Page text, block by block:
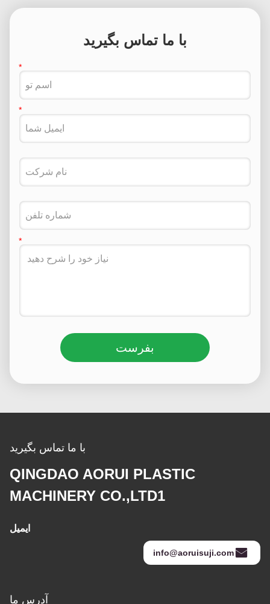
با ما تماس بگیرید
بفرست
با ما تماس بگیرید
QINGDAO AORUI PLASTIC
MACHINERY CO.,LTD1
ایمیل
info@aoruisuji.com
آدرس ما